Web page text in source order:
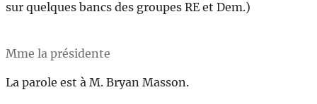
sur quelques bancs des groupes RE et Dem.)
Mme la présidente
La parole est à M. Bryan Masson.